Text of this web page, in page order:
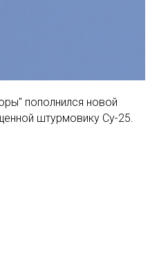
пополнился новой
штурмовику Су-25.